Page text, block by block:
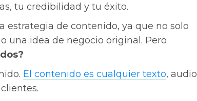
tu credibilidad y tu éxito.
estrategia de contenido, ya que no solo
una idea de negocio original. Pero
El contenido es cualquier texto, audio